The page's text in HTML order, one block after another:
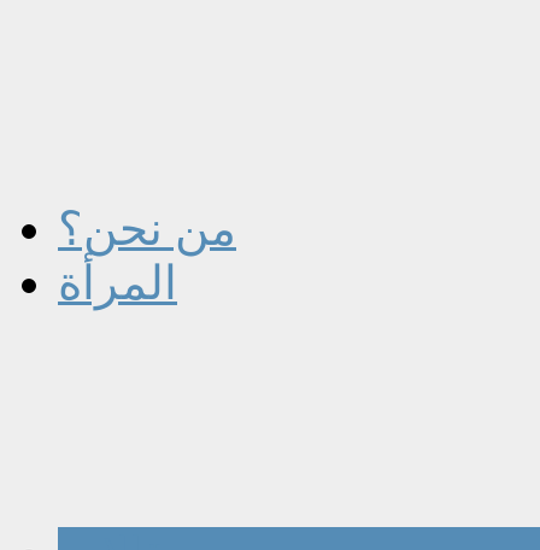
من نحن؟
المرأة